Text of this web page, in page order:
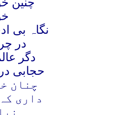
نگاہ بی
در
دگر
حجابی
چنان
داری